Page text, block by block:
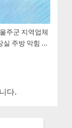
주군 지역업체
실 주방 막힘 누
다.